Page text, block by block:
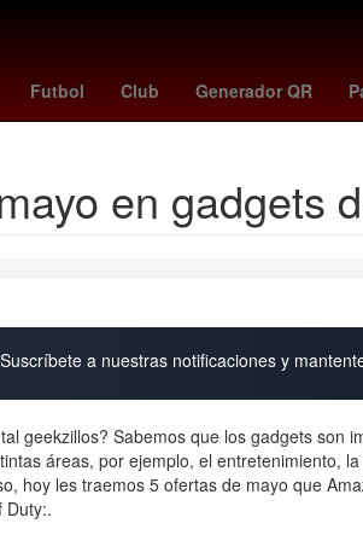
Futbol Club Generador QR
Senador Perú Pago Brasil
en gadgets
a nuestras notificaciones y
geekzillos? Sabemos que los gadgets son
áreas, por ejemplo, el entretenimiento,
hoy les traemos 5 ofertas de mayo que
Duty:.